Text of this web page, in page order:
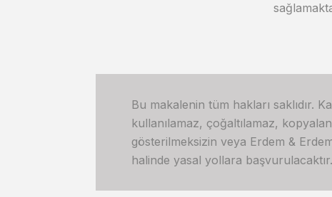
Bu makalenin tüm hakları saklıdır.
kullanılamaz, çoğaltılamaz,
gösterilmeksizin veya Erdem &
halinde yasal yollara başvurulacaktır.